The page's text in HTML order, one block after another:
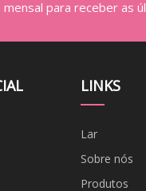
para receber as
LINKS
Lar
Sobre nós
Produtos